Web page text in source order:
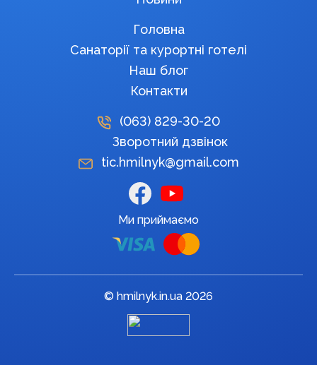
Головна
Санаторії та курортні готелі
Наш блог
Контакти
(063) 829-30-20
Зворотний дзвінок
tic.hmilnyk@gmail.com
Ми приймаємо
© hmilnyk.in.ua 2026